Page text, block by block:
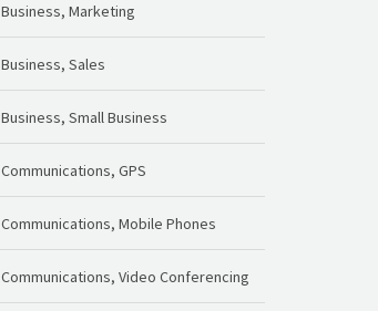
Business, Marketing
Business, Sales
Business, Small Business
Communications, GPS
Communications, Mobile Phones
Communications, Video Conferencing